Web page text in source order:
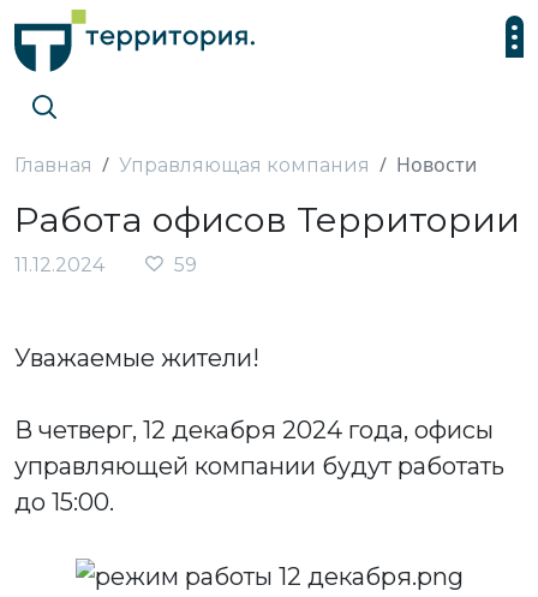
Главная Управляющая компания Новости
Работа офисов Территории
11.12.2024 59
Уважаемые жители!
В четверг, 12 декабря 2024 года, офисы
управляющей компании будут работать
до 15:00.